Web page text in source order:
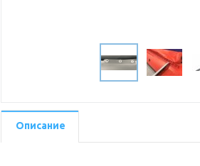
Описание